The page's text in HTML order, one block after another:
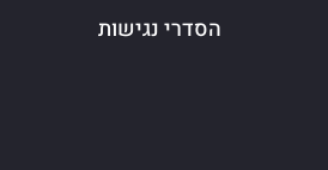
הסדרי נגישות